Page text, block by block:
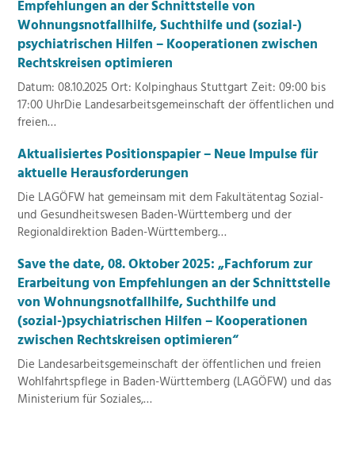
Empfehlungen an der Schnittstelle von
Wohnungsnotfallhilfe, Suchthilfe und (sozial-)
psychiatrischen Hilfen – Kooperationen zwischen
Rechtskreisen optimieren
Datum: 08.10.2025 Ort: Kolpinghaus Stuttgart Zeit: 09:00 bis
17:00 UhrDie Landesarbeitsgemeinschaft der öffentlichen und
freien…
Aktualisiertes Positionspapier – Neue Impulse für
aktuelle Herausforderungen
Die LAGÖFW hat gemeinsam mit dem Fakultätentag Sozial-
und Gesundheitswesen Baden-Württemberg und der
Regionaldirektion Baden-Württemberg…
Save the date, 08. Oktober 2025: „Fachforum zur
Erarbeitung von Empfehlungen an der Schnittstelle
von Wohnungsnotfallhilfe, Suchthilfe und
(sozial-)psychiatrischen Hilfen – Kooperationen
zwischen Rechtskreisen optimieren“
Die Landesarbeitsgemeinschaft der öffentlichen und freien
Wohlfahrtspflege in Baden-Württemberg (LAGÖFW) und das
Ministerium für Soziales,…